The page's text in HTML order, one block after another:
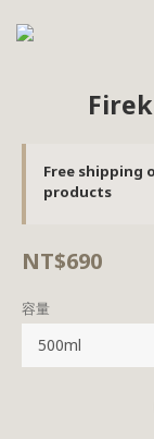
Free shipping
products
NT$690
容量